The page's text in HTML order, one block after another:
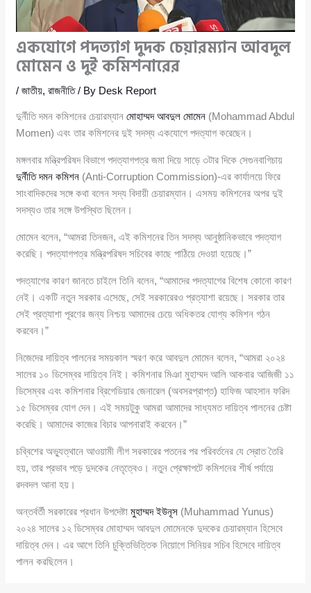
একযোগে পদত্যাগ দুদক চেয়ারম্যান আবদুল
মোমেন ও দুই কমিশনারের
/জাতীয়,রাজনীতি/ By Desk Report
দুর্নীতি দমন কমিশনের চেয়ারম্যানমোহাম্মদ আবদুল মোমেন (Mohammad Abdul
Momen) এবং তার কমিশনের দুই সদস্য একযোগে পদত্যাগ করেছেন।
মঙ্গলবার মন্ত্রিপরিষদ বিভাগে পদত্যাগপত্র জমা দিয়ে সাড়ে ৩টার দিকে সেগুনবাগিচায়
দুর্নীতি দমন কমিশন (Anti-Corruption Commission)-এর কার্যালয়ে ফিরে
সাংবাদিকদের সঙ্গে কথা বলেন সদ্য বিদায়ী চেয়ারম্যান। এসময় কমিশনের অপর দুই
সদস্যও তার সঙ্গে উপস্থিত ছিলেন।
মোমেন বলেন, “আমরা তিনজন, এই কমিশনের তিন সদস্য আনুষ্ঠানিকভাবে পদত্যাগ
করেছি। পদত্যাগপত্র মন্ত্রিপরিষদ সচিবের কাছে পাঠিয়ে দেওয়া হয়েছে।”
পদত্যাগের কারণ জানতে চাইলে তিনি বলেন, “আমাদের পদত্যাগের বিশেষ কোনো কারণ
নেই। একটি নতুন সরকার এসেছে, সেই সরকারেরও প্রত্যাশা রয়েছে। সরকার তার
সেই প্রত্যাশা পূরণের জন্য নিশ্চয় আমাদের চেয়ে অধিকতর যোগ্য কমিশন গঠন
করবেন।”
নিজেদের দায়িত্ব পালনের সময়কাল স্মরণ করে আবদুল মোমেন বলেন, “আমরা ২০২৪
সালের ১০ ডিসেম্বর দায়িত্ব নিই। কমিশনার মিঞা মুহাম্মদ আলি আকবার আজিজী ১১
ডিসেম্বর এবং কমিশনার ব্রিগেডিয়ার জেনারেল (অবসরপ্রাপ্ত) হাফিজ আহসান ফরিদ
১৫ ডিসেম্বর যোগ দেন। এই সময়টুকু আমরা আমাদের সাধ্যমত দায়িত্ব পালনের চেষ্টা
করেছি। আমাদের কাজের বিচার আপনারাই করবেন।”
চব্বিশের অভ্যুত্থানে আওয়ামী লীগ সরকারের পতনের পর পরিবর্তনের যে স্রোত তৈরি
হয়, তার প্রভাব পড়ে দুদকের নেতৃত্বেও। নতুন প্রেক্ষাপটে কমিশনের শীর্ষ পর্যায়ে
রদবদল আনা হয়।
অন্তর্বর্তী সরকারের প্রধান উপদেষ্টামুহাম্মদ ইউনূস (Muhammad Yunus)
২০২৪ সালের ১২ ডিসেম্বর মোহাম্মদ আবদুল মোমেনকে দুদকের চেয়ারম্যান হিসেবে
দায়িত্ব দেন। এর আগে তিনি চুক্তিভিত্তিক নিয়োগে সিনিয়র সচিব হিসেবে দায়িত্ব
পালন করছিলেন।